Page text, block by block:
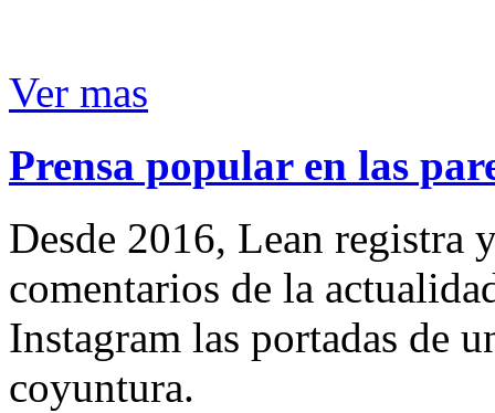
Ver mas
Prensa popular en las
Desde 2016, Lean registra
comentarios de la
Instagram las portadas de
coyuntura.